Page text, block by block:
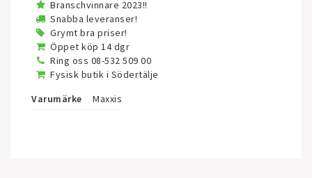
Branschvinnare 2023!!
Snabba leveranser!
Grymt bra priser!
Öppet köp 14 dgr
Ring oss 08-532 509 00
Fysisk butik i Södertälje
Varumärke
Maxxis